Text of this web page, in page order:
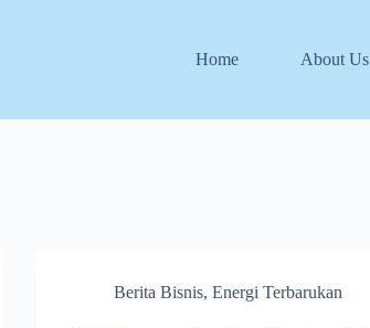
Home About Us
Berita Bisnis,Energi Terbarukan